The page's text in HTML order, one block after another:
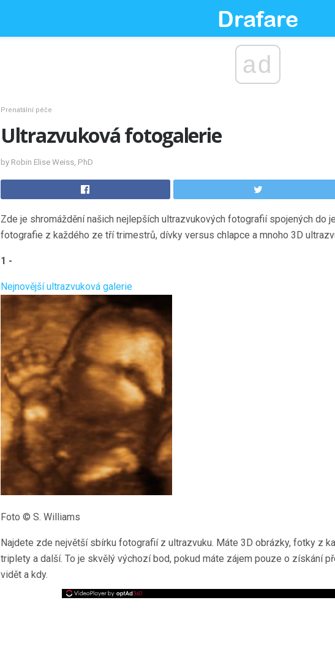
ad
Prenatální péče
Ultrazvuková fotogalerie
by Robin Elise Weiss, PhD
Zde je shromáždění našich nejlepších ultrazvukových fotografií spojených do
fotografie z každého ze tří trimestrů, dívky versus chlapce a mnoho 3D
1 -
Nejnovější ultrazvuková galerie
Foto © S. Williams
Najdete zde největší sbírku fotografií z ultrazvuku. Máte 3D obrázky, fotky z
triplety a další. To je skvělý výchozí bod, pokud máte zájem pouze o získání
vidět a kdy.